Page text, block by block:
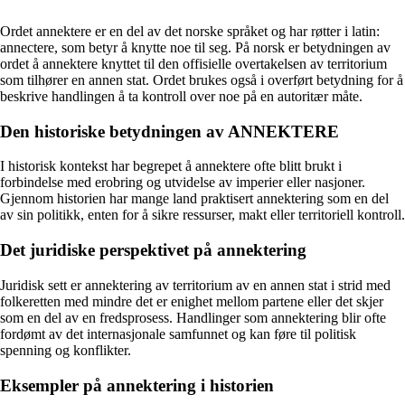
Ordet annektere er en del av det norske språket og har røtter i latin:
annectere, som betyr å knytte noe til seg. På norsk er betydningen av
ordet å annektere knyttet til den offisielle overtakelsen av territorium
som tilhører en annen stat. Ordet brukes også i overført betydning for å
beskrive handlingen å ta kontroll over noe på en autoritær måte.
Den historiske betydningen av ANNEKTERE
I historisk kontekst har begrepet å annektere ofte blitt brukt i
forbindelse med erobring og utvidelse av imperier eller nasjoner.
Gjennom historien har mange land praktisert annektering som en del
av sin politikk, enten for å sikre ressurser, makt eller territoriell kontroll.
Det juridiske perspektivet på annektering
Juridisk sett er annektering av territorium av en annen stat i strid med
folkeretten med mindre det er enighet mellom partene eller det skjer
som en del av en fredsprosess. Handlinger som annektering blir ofte
fordømt av det internasjonale samfunnet og kan føre til politisk
spenning og konflikter.
Eksempler på annektering i historien